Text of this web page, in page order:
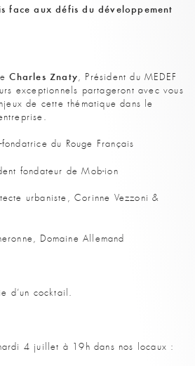
face aux défis du développement
Charles Znaty, Président du MEDEF
exceptionnels partageront avec vous
de cette thématique dans le
du Rouge Français
fondateur de Mob-ion
urbaniste, Corinne Vezzoni &
Domaine Allemand
d’un cocktail.
4 juillet à 19h dans nos locaux :